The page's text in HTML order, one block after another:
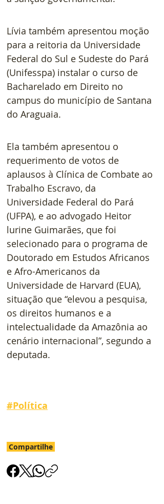
Lívia também apresentou moção
para a reitoria da Universidade
Federal do Sul e Sudeste do Pará
(Unifesspa) instalar o curso de
Bacharelado em Direito no
campus do município de Santana
do Araguaia.
Ela também apresentou o
requerimento de votos de
aplausos à Clínica de Combate ao
Trabalho Escravo, da
Universidade Federal do Pará
(UFPA), e ao advogado Heitor
lurine Guimarães, que foi
selecionado para o programa de
Doutorado em Estudos Africanos
e Afro-Americanos da
Universidade de Harvard (EUA),
situação que “elevou a pesquisa,
os direitos humanos e a
intelectualidade da Amazônia ao
cenário internacional”, segundo a
deputada.
#Política
Compartilhe